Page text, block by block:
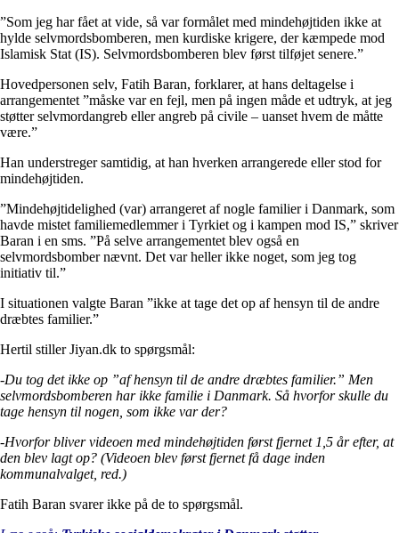
”Som jeg har fået at vide, så var formålet med mindehøjtiden ikke at
hylde selvmordsbomberen, men kurdiske krigere, der kæmpede mod
Islamisk Stat (IS). Selvmordsbomberen blev først tilføjet senere.”
Hovedpersonen selv, Fatih Baran, forklarer, at hans deltagelse i
arrangementet ”måske var en fejl, men på ingen måde et udtryk, at jeg
støtter selvmordangreb eller angreb på civile – uanset hvem de måtte
være.”
Han understreger samtidig, at han hverken arrangerede eller stod for
mindehøjtiden.
”Mindehøjtidelighed (var) arrangeret af nogle familier i Danmark, som
havde mistet familiemedlemmer i Tyrkiet og i kampen mod IS,” skriver
Baran i en sms. ”På selve arrangementet blev også en
selvmordsbomber nævnt. Det var heller ikke noget, som jeg tog
initiativ til.”
I situationen valgte Baran ”ikke at tage det op af hensyn til de andre
dræbtes familier.”
Hertil stiller Jiyan.dk to spørgsmål:
-Du tog det ikke op ”af hensyn til de andre dræbtes familier.” Men
selvmordsbomberen har ikke familie i Danmark. Så hvorfor skulle du
tage hensyn til nogen, som ikke var der?
-Hvorfor bliver videoen med mindehøjtiden først fjernet 1,5 år efter, at
den blev lagt op? (Videoen blev først fjernet få dage inden
kommunalvalget, red.)
Fatih Baran svarer ikke på de to spørgsmål.